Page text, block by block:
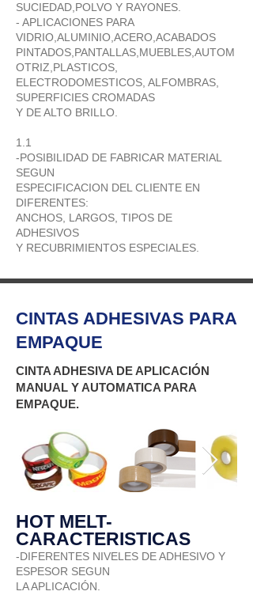
SUCIEDAD,POLVO Y RAYONES.
- APLICACIONES PARA
VIDRIO,ALUMINIO,ACERO,ACABADOS
PINTADOS,PANTALLAS,MUEBLES,AUTOM
OTRIZ,PLASTICOS,
ELECTRODOMESTICOS, ALFOMBRAS,
SUPERFICIES CROMADAS
Y DE ALTO BRILLO.
1.1
-POSIBILIDAD DE FABRICAR MATERIAL
SEGUN
ESPECIFICACION DEL CLIENTE EN
DIFERENTES:
ANCHOS, LARGOS, TIPOS DE
ADHESIVOS
Y RECUBRIMIENTOS ESPECIALES.
CINTAS ADHESIVAS PARA
EMPAQUE
CINTA ADHESIVA DE APLICACIÓN
MANUAL Y AUTOMATICA PARA
EMPAQUE.
HOT MELT-
CARACTERISTICAS
-DIFERENTES NIVELES DE ADHESIVO Y
ESPESOR SEGUN
LA APLICACIÓN.